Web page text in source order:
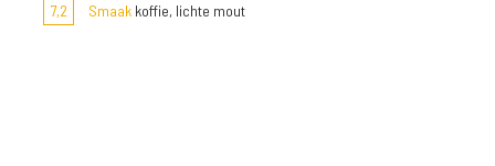
7,2 Smaak koffie, lichte mout